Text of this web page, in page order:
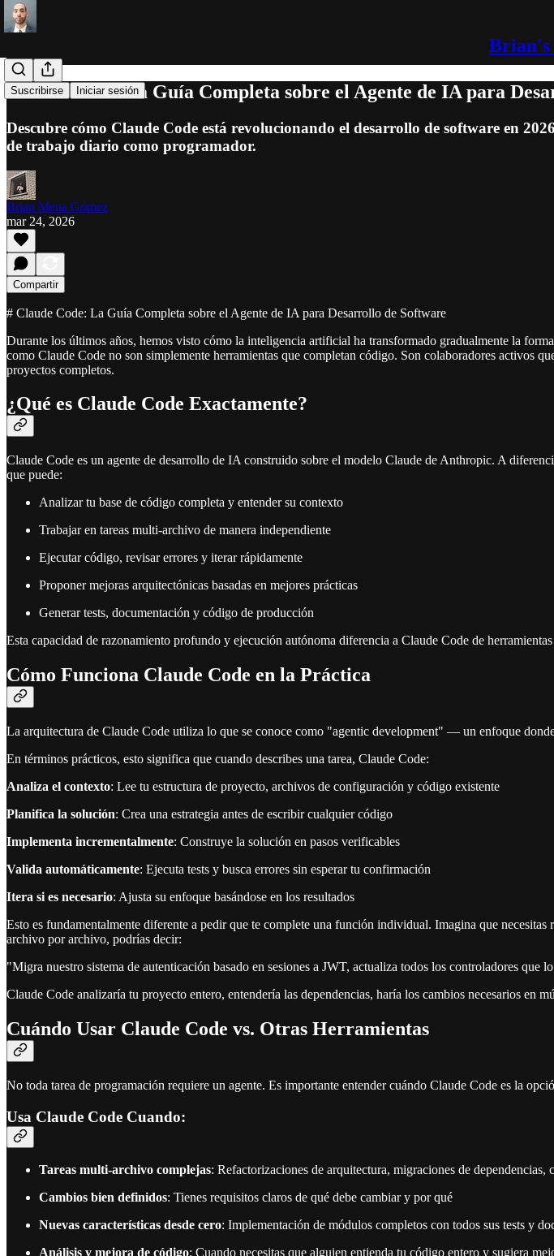
Brian's
Suscribirse Iniciar sesión
Claude Code: La Guía Completa sobre el Agente de IA para
Descubre cómo Claude Code está revolucionando el desarrollo de software en
de trabajo diario como programador.
Brian Mena Gómez
mar 24, 2026
Compartir
# Claude Code: La Guía Completa sobre el Agente de IA para Desarrollo de Software
Durante los últimos años, hemos visto cómo la inteligencia artificial ha transformado gradualmente la
como Claude Code no son simplemente herramientas que completan código. Son colaboradores activos
proyectos completos.
¿Qué es Claude Code Exactamente?
Claude Code es un agente de desarrollo de IA construido sobre el modelo Claude de Anthropic. A
que puede:
Analizar tu base de código completa y entender su contexto
Trabajar en tareas multi-archivo de manera independiente
Ejecutar código, revisar errores y iterar rápidamente
Proponer mejoras arquitectónicas basadas en mejores prácticas
Generar tests, documentación y código de producción
Esta capacidad de razonamiento profundo y ejecución autónoma diferencia a Claude Code de
Cómo Funciona Claude Code en la Práctica
La arquitectura de Claude Code utiliza lo que se conoce como "agentic development" — un enfoque
En términos prácticos, esto significa que cuando describes una tarea, Claude Code:
Analiza el contexto: Lee tu estructura de proyecto, archivos de configuración y código existente
Planifica la solución: Crea una estrategia antes de escribir cualquier código
Implementa incrementalmente: Construye la solución en pasos verificables
Valida automáticamente: Ejecuta tests y busca errores sin esperar tu confirmación
Itera si es necesario: Ajusta su enfoque basándose en los resultados
Esto es fundamentalmente diferente a pedir que te complete una función individual. Imagina que
archivo por archivo, podrías decir:
"Migra nuestro sistema de autenticación basado en sesiones a JWT, actualiza todos los controladores que
Claude Code analizaría tu proyecto entero, entendería las dependencias, haría los cambios necesarios en
Cuándo Usar Claude Code vs. Otras Herramientas
No toda tarea de programación requiere un agente. Es importante entender cuándo Claude Code es la
Usa Claude Code Cuando:
Tareas multi-archivo complejas: Refactorizaciones de arquitectura, migraciones de dependencias,
Cambios bien definidos: Tienes requisitos claros de qué debe cambiar y por qué
Nuevas características desde cero: Implementación de módulos completos con todos sus tests y
Análisis y mejora de código: Cuando necesitas que alguien entienda tu código entero y sugiera